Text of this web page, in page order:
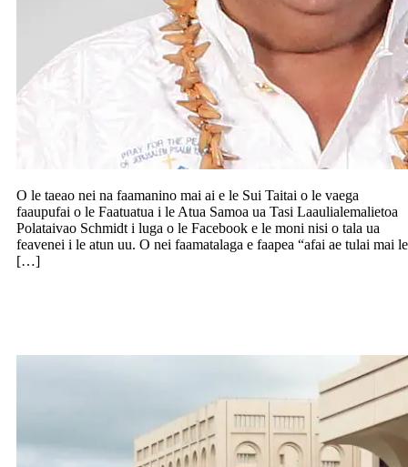
O le taeao nei na faamanino mai ai e le Sui Taitai o le vaega
faaupufai o le Faatuatua i le Atua Samoa ua Tasi Laaulialemalietoa
Polataivao Schmidt i luga o le Facebook e le moni nisi o tala ua
feavenei i le atun uu. O nei faamatalaga e faapea “afai ae tulai mai le
[…]